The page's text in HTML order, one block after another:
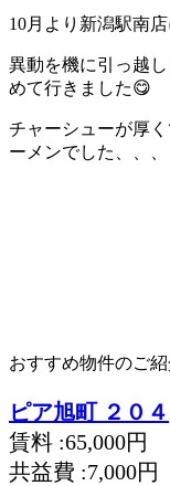
10月より新潟駅南
異動を機に引っ越
めて行きました😋
チャーシューが厚
ーメンでした、、、
おすすめ物件のご紹
ピア旭町 ２０４
賃料 :65,000円
共益費 :7,000円